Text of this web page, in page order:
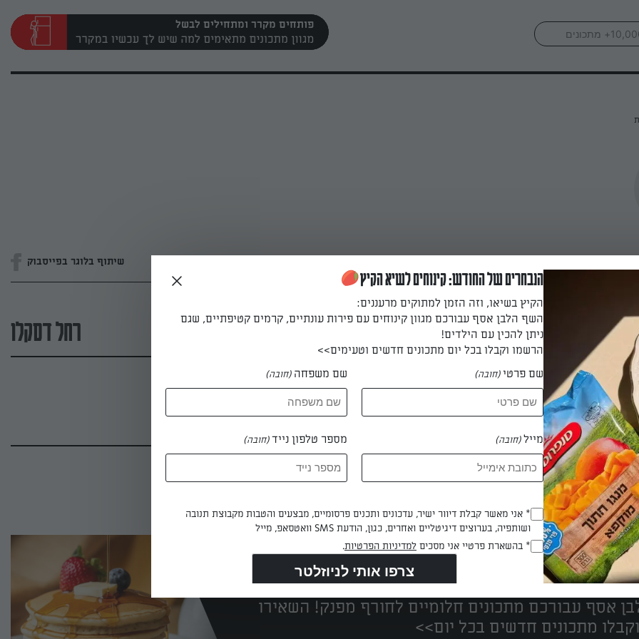
פותחים מקרר ומתחילים לבשל
שיתוף בלוגר בפייסבוק
רחל דסקלו
רחל דסקלו
הכי טעימים במקום אחד!
אסף עבורכם מתכונים חלומיים לחורף מפנק! השאירו
מתכונים חדשים בכל יום>>
הנבחרים של החודש: קינוחים לשיא הקיץ
הקיץ בשיאו, וזה הזמן למתוקים מרעננים:
השף הלבן אסף עבורכם מגוון קינוחים עם פירות עונתיים, קרמים קטיפתיים, שגם
ניתן להכין עם הילדים!
הרשמו וקבלו בכל יום מתכונים חדשים וטעימים>>
שם פרטי(חובה) שם משפחה (חובה)
מייל(חובה) מספר טלפון נייד(חובה)
Opt_In
(חובה)
* אני מאשר קבלת דיוור ישיר, עדכונים ותכנים פרסומיים, מבצעים והטבות מקבוצת תנובה
ושותפיה, בערוצים דיגיטליים ואחרים, כגון, הודעת SMS וואטסאפ, מייל
RegulationsApproved
* בהשארת פרטיי אני מסכים למדיניות הפרטיות.